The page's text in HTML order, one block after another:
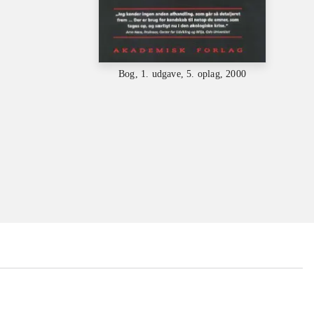
Bog, 1. udgave, 5. oplag, 2000